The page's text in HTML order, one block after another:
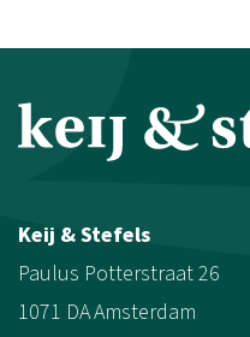
Keij & Stefels
Paulus Potterstraat 26
1071 DAAmsterdam